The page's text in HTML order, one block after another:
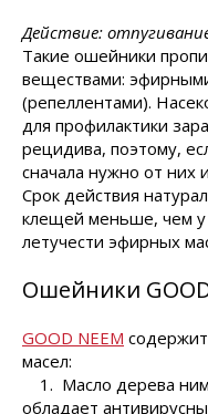
Действие:
Такие ошейники
веществами:
(репеллентами).
для профилактики
рецидива, поэтому,
сначала нужно от них
Срок действия
клещей меньше, чем у
летучести эфирных
Ошейники
GOOD NEEM
масел:
1. Масло дерева
обладает